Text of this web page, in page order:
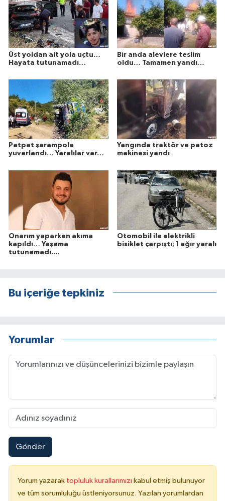
Üst yoldan alt yola uçtu…
Hayata tutunamadı…
Bir anda alevlere teslim
oldu… Tamamen yandı…
Patpat şarampole
yuvarlandı… Yaralılar var…
Yangında traktör ve patoz
makinesi yandı
Onarım yaparken akıma
kapıldı… Yaşama
tutunamadı....
Otomobil ile elektrikli
bisiklet çarpıştı; 1 ağır yaralı
Bu içeriğe tepkiniz
Yorumlar
Gönder
Yorum yazarak topluluk kurallarımızı kabul etmiş bulunuyor
ve tüm sorumluluğu üstleniyorsunuz. Yazılan yorumlardan